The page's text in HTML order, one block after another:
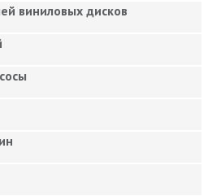
виниловых дисков